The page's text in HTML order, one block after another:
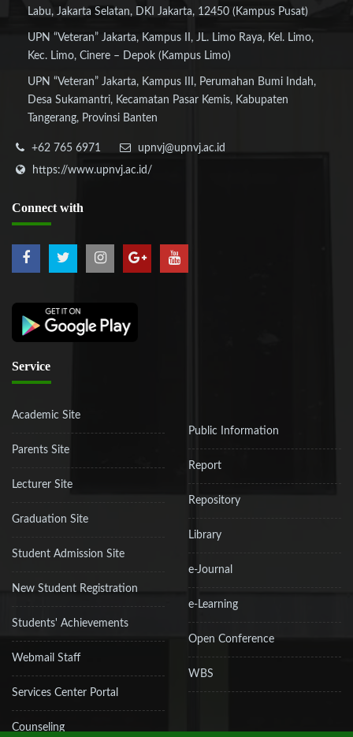
Labu, Jakarta Selatan, DKI Jakarta, 12450 (Kampus Pusat)
UPN “Veteran” Jakarta, Kampus II, JL. Limo Raya, Kel. Limo,
Kec. Limo, Cinere – Depok (Kampus Limo)
UPN “Veteran” Jakarta, Kampus III, Perumahan Bumi Indah,
Desa Sukamantri, Kecamatan Pasar Kemis, Kabupaten
Tangerang, Provinsi Banten
+62 765 6971
upnvj@upnvj.ac.id
https://www.upnvj.ac.id/
Connect with
Service
Academic Site
Parents Site
Lecturer Site
Graduation Site
Student Admission Site
New Student Registration
Students' Achievements
Webmail Staff
Services Center Portal
Counseling
Public Information
Report
Repository
Library
e-Journal
e-Learning
Open Conference
WBS